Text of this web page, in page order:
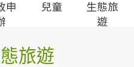
申
兒童
生態旅
遊
旅遊